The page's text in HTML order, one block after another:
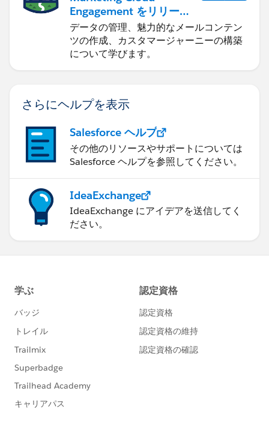
Engagement をリリース
する
データの管理、魅力的なメールコンテン
ツの作成、カスタマージャーニーの構築
について学びます。
さらにヘルプを表示
Salesforce ヘルプ
その他のリソースやサポートについては
Salesforce ヘルプを参照してください。
IdeaExchange
IdeaExchange にアイデアを送信してく
ださい。